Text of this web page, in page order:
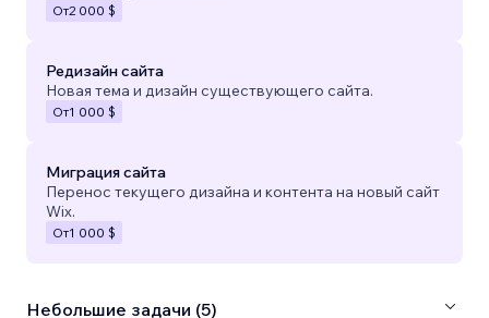
От2 000 $
Редизайн сайта
Новая тема и дизайн существующего сайта.
От1 000 $
Миграция сайта
Перенос текущего дизайна и контента на новый сайт
Wix.
От1 000 $
Небольшие задачи (5)